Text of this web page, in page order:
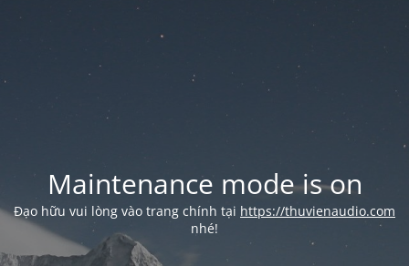
Maintenance mode is on
Đạo hữu vui lòng vào trang chính tại https://thuvienaudio.com
nhé!